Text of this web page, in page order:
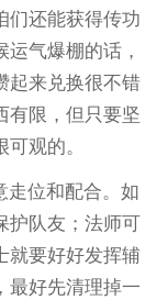
们还能获得传功
气爆棚的话，
起来兑换很不错
有限，但只要坚
观的。
走位和配合。如
护队友；法师可
就要好好发挥辅
最好先清理掉一